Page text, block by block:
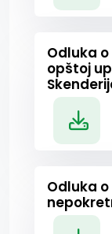
Odluka
opštoj
Odluka